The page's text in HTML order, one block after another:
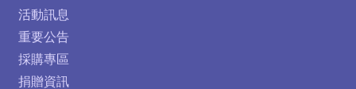
活動訊息
重要公告
採購專區
捐贈資訊